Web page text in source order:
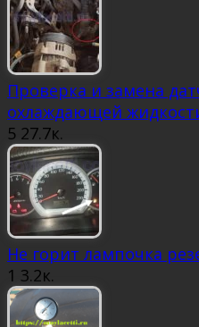
Проверка и замена
охлаждающей
5 27.7к.
Не горит лампочка
1 3.2к.